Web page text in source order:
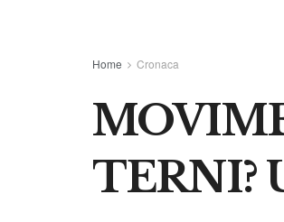
Home Cronaca
TERNI?